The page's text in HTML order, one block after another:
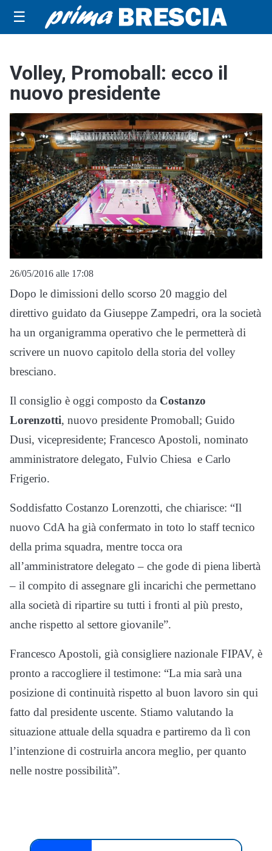
☰
Volley, Promoball: ecco il
nuovo presidente
26/05/2016 alle 17:08
Dopo le dimissioni dello scorso 20 maggio del
direttivo guidato da Giuseppe Zampedri, ora la società
ha un organigramma operativo che le permetterà di
scrivere un nuovo capitolo della storia del volley
bresciano.
Il consiglio è oggi composto da Costanzo
Lorenzotti, nuovo presidente Promoball; Guido
Dusi, vicepresidente; Francesco Apostoli, nominato
amministratore delegato, Fulvio Chiesa e Carlo
Frigerio.
Soddisfatto Costanzo Lorenzotti, che chiarisce: “Il
nuovo CdA ha già confermato in toto lo staff tecnico
della prima squadra, mentre tocca ora
all’amministratore delegato – che gode di piena libertà
– il compito di assegnare gli incarichi che permettano
alla società di ripartire su tutti i fronti al più presto,
anche rispetto al settore giovanile”.
Francesco Apostoli, già consigliere nazionale FIPAV, è
pronto a raccogliere il testimone: “La mia sarà una
posizione di continuità rispetto al buon lavoro sin qui
fatto dal presidente uscente. Stiamo valutando la
situazione attuale della squadra e partiremo da lì con
l’intenzione di costruirla ancora meglio, per quanto
nelle nostre possibilità”.